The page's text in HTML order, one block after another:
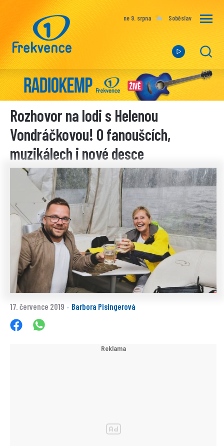
ne 9. srpna Soběslav
Rozhovor na lodi s Helenou
Vondráčkovou! O fanoušcích,
muzikálech i nové desce
17. července 2019 · Barbora Pisingerová